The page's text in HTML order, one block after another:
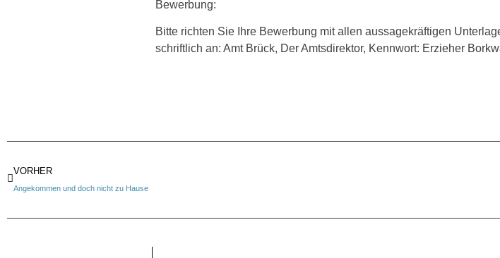
Bewerbung:
Bitte richten Sie Ihre Bewerbung mit allen aussagekräftigen
schriftlich an: Amt Brück, Der Amtsdirektor, Kennwort: Erzieher
VORHER
Angekommen und doch nicht zu Hause